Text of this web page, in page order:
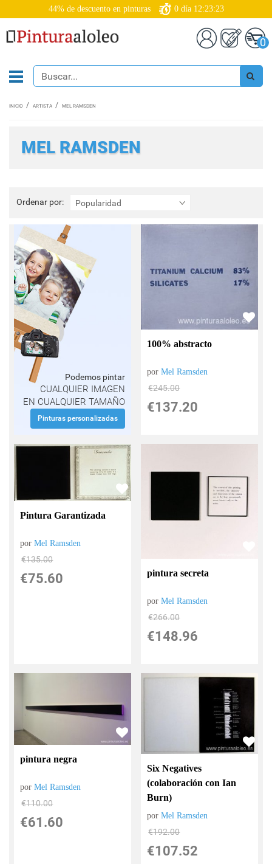
44% de descuento en pinturas 0 día 12:23:23
0
INICIO ARTISTA MEL RAMSDEN
MEL RAMSDEN
Ordenar por: Popularidad
Ordenar
por:
Podemos pintar
CUALQUIER IMAGEN
EN CUALQUIER TAMAÑO
Pinturas personalizadas
100% abstracto
porMel Ramsden
€245.00
€137.20
Pintura Garantizada
porMel Ramsden
€135.00
€75.60 pintura secreta
porMel Ramsden
€266.00
€148.96
pintura negra
porMel Ramsden
€110.00
€61.60
Six Negatives
(colaboración con Ian
Burn)
porMel Ramsden
€192.00
€107.52